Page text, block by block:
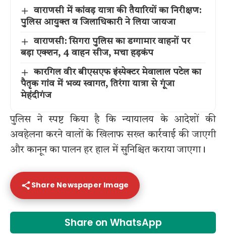
वाराणसी में कांवड़ यात्रा की तैयारियों का निरीक्षण:
पुलिस आयुक्त व जिलाधिकारी ने लिया जायजा
वाराणसी: सिगरा पुलिस का डग्गामार वाहनों पर
बड़ा एक्शन, 4 वाहन सीज, मचा हड़कंप
कारगिल वीर बीएसएफ इंस्पेक्टर मेवालाल पटेल का
पैतृक गांव में भव्य स्वागत, तिरंगा यात्रा से गूंजा
मेहंदीगंज
पुलिस ने स्पष्ट किया है कि न्यायालय के आदेशों की
अवहेलना करने वालों के खिलाफ सख्त कार्रवाई की जाएगी
और कानून का पालन हर हाल में सुनिश्चित कराया जाएगा।
Share Newspaper Image
Share on WhatsApp